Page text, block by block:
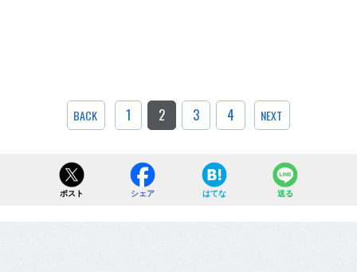
BACK 1 2 3 4 NEXT
ポスト シェア はてな 送る